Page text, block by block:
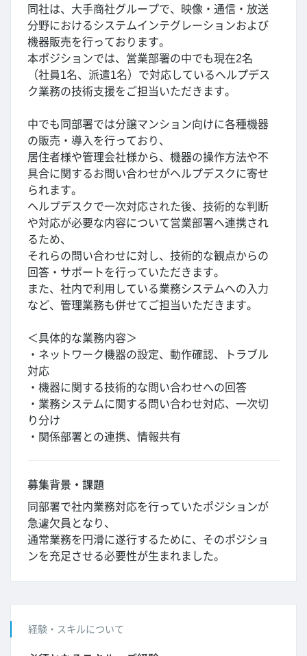
同社は、大手商社グループで、映像・通信・放送
分野におけるシステムインテグレーションおよび
機器販売を行っております。
本ポジションでは、営業部署の中でも現在2名
（社員1名、派遣1名）で対応しているヘルプデス
ク業務の技術支援をご担当いただきます。
中でも同部署では分譲マンション向けに各種機器
の販売・導入を行っており、
居住者様や管理会社様から、機器の操作方法や不
具合に関するお問い合わせがヘルプデスクに寄せ
られます。
ヘルプデスクで一次対応された後、技術的な判断
や対応が必要な内容について営業部署へ連携され
るため、
それらの問い合わせに対し、技術的な観点からの
回答・サポートを行っていただきます。
また、社内で利用している業務システムへの入力
など、管理業務も併せてご担当いただきます。
＜具体的な業務内容＞
・ネットワーク機器の設定、動作確認、トラブル
対応
・機器に関する技術的な問い合わせへの回答
・業務システムに関する問い合わせ対応、一次切
り分け
・関係部署との連携、情報共有
募集背景・課題
同部署で社内業務対応を行っていたポジションが
急遽欠員となり、
通常業務を円滑に遂行するために、そのポジショ
ンを充足させる必要性が生まれました。
経験・スキルについて